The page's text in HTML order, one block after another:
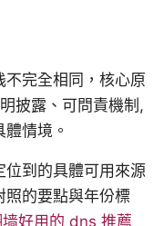
不完全相同，核心原
披露、可問責機制,
情境。
位到的具體可用來源
的要點與年份標
好用的 dns 推薦